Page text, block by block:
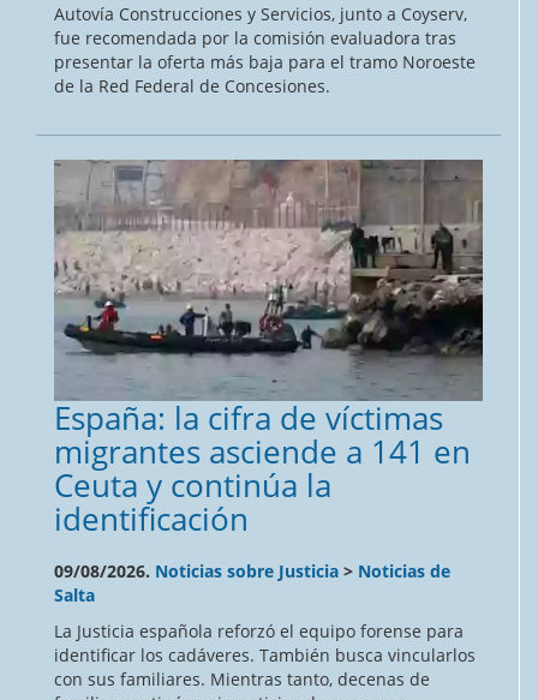
Autovía Construcciones y Servicios, junto a Coyserv,
fue recomendada por la comisión evaluadora tras
presentar la oferta más baja para el tramo Noroeste
de la Red Federal de Concesiones.
España: la cifra de víctimas
migrantes asciende a 141 en
Ceuta y continúa la
identificación
09/08/2026. Noticias sobre Justicia > Noticias de
Salta
La Justicia española reforzó el equipo forense para
identificar los cadáveres. También busca vincularlos
con sus familiares. Mientras tanto, decenas de